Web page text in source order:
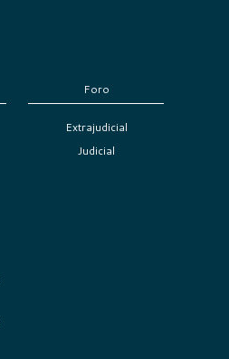
Foro
Extrajudicial
Judicial